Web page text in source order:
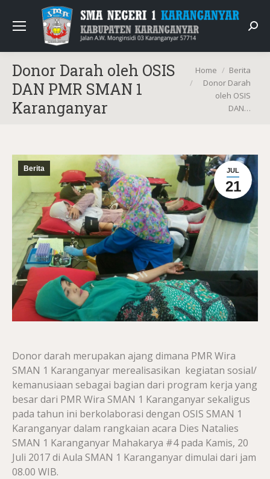
Donor Darah oleh OSIS
DAN PMR SMAN 1
Karanganyar
You are here:
Home
Berita
Donor Darah
oleh OSIS
DAN…
JUL
21
Berita
Donor darah merupakan ajang dimana PMR Wira
SMAN 1 Karanganyar merealisasikan kegiatan sosial/
kemanusiaan sebagai bagian dari program kerja yang
besar dari PMR Wira SMAN 1 Karanganyar sekaligus
pada tahun ini berkolaborasi dengan OSIS SMAN 1
Karanganyar dalam rangkaian acara Dies Natalies
SMAN 1 Karanganyar Mahakarya #4 pada Kamis, 20
Juli 2017 di Aula SMAN 1 Karanganyar dimulai dari jam
08.00 WIB.